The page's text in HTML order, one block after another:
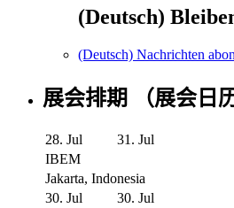
(Deutsch)
(Deutsch) Nachrichten
展会排期 （展会日历
28. Jul
31. Jul
IBEM
Jakarta, Indonesia
30. Jul
30. Jul